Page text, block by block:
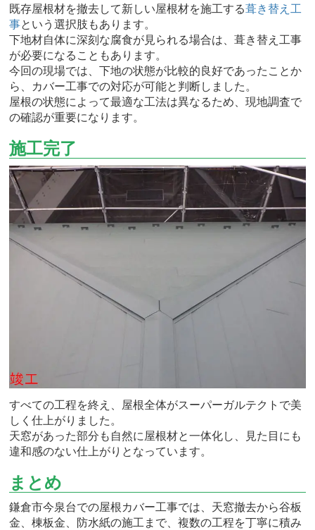
既存屋根材を撤去して新しい屋根材を施工する葺き替え工
事という選択肢もあります。
下地材自体に深刻な腐食が見られる場合は、葺き替え工事
が必要になることもあります。
今回の現場では、下地の状態が比較的良好であったことか
ら、カバー工事での対応が可能と判断しました。
屋根の状態によって最適な工法は異なるため、現地調査で
の確認が重要になります。
施工完了
すべての工程を終え、屋根全体がスーパーガルテクトで美
しく仕上がりました。
天窓があった部分も自然に屋根材と一体化し、見た目にも
違和感のない仕上がりとなっています。
まとめ
鎌倉市今泉台での屋根カバー工事では、天窓撤去から谷板
金、棟板金、防水紙の施工まで、複数の工程を丁寧に積み